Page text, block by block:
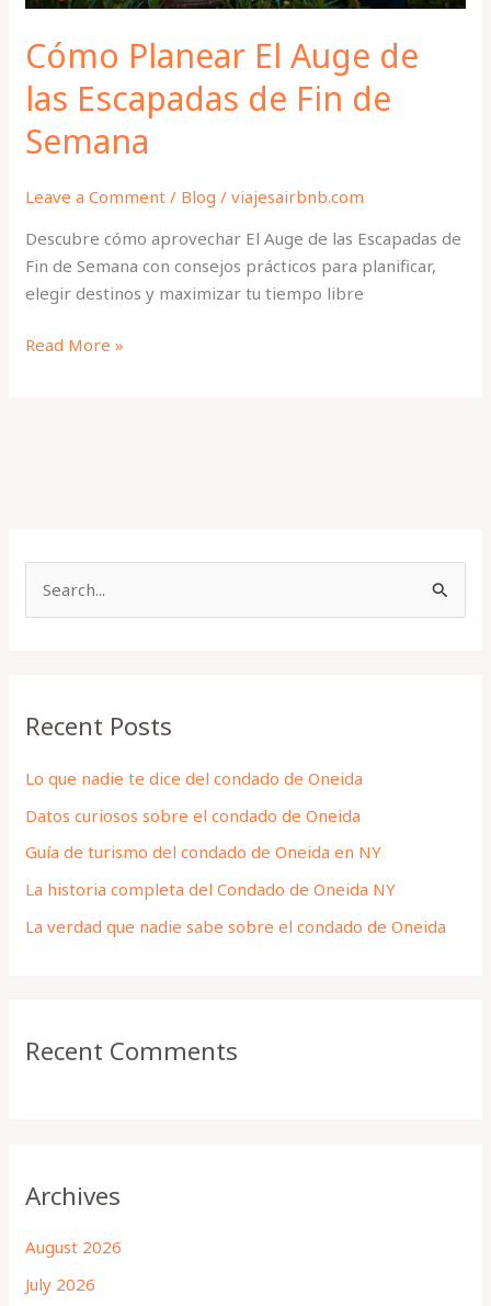
Cómo Planear El Auge de
las Escapadas de Fin de
Semana
Leave a Comment / Blog /viajesairbnb.com
Descubre cómo aprovechar El Auge de las Escapadas de
Fin de Semana con consejos prácticos para planificar,
elegir destinos y maximizar tu tiempo libre
de
Semana
Read More »
c
f
o
r
:
Recent Posts
Lo que nadie te dice del condado de Oneida
Datos curiosos sobre el condado de Oneida
Guía de turismo del condado de Oneida en NY
La historia completa del Condado de Oneida NY
La verdad que nadie sabe sobre el condado de Oneida
Recent Comments
Archives
August 2026
July 2026